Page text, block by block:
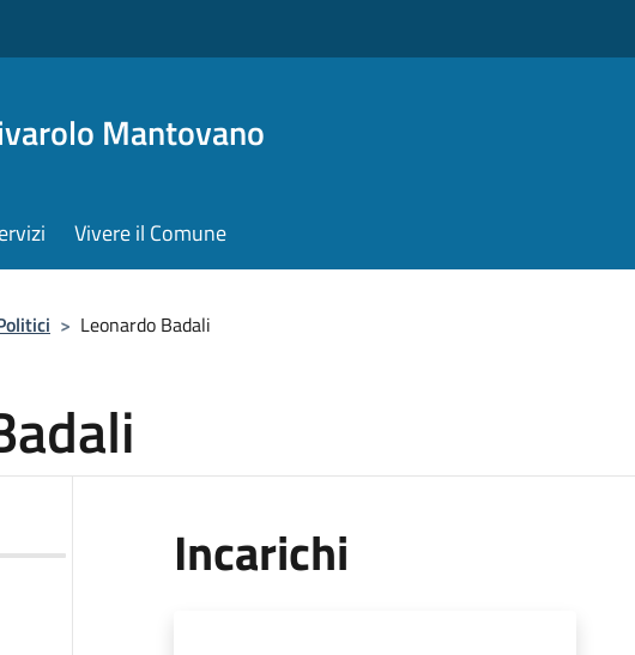
Mantovano
Vivere il Comune
> Leonardo Badali
Incarichi